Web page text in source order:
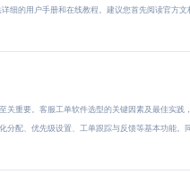
细的用户手册和在线教程。建议您首先阅读官方
重要。客服工单软件选型的关键因素及最佳实践
配、优先级设置、工单跟踪与反馈等基本功能。